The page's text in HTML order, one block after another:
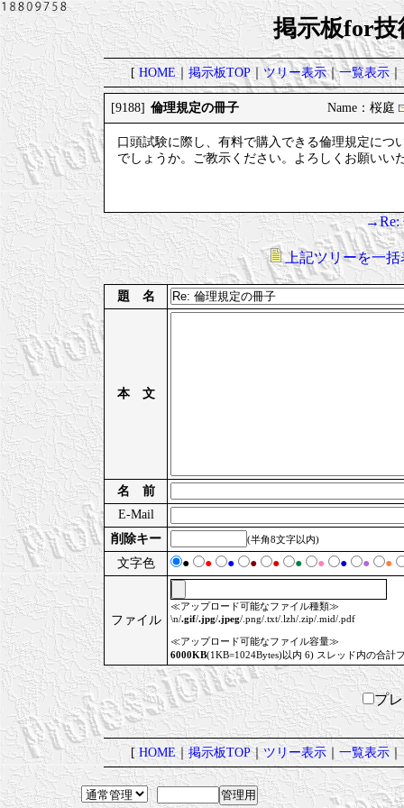
掲示板for技
[HOME｜掲示板TOP｜ツリー表示｜一覧表示｜
[9188] 倫理規定の冊子 Name：桜庭
口頭試験に際し、有料で購入できる倫理規定に
でしょうか。ご教示ください。よろしくお願いい
→Re:
上記ツリーを一括
題 名
本 文
名 前
E-Mail
削除キー
(半角8文字以内)
文字色 ● ● ● ● ● ● ● ● ● ●
ファイル
≪アップロード可能なファイル種類≫
\n/.gif/.jpg/.jpeg/.png/.txt/.lzh/.zip/.mid/.pdf
≪アップロード可能なファイル容量≫
6000KB(1KB=1024Bytes)以内 6) スレッド内の合計
プ
[HOME｜掲示板TOP｜ツリー表示｜ 一覧表示｜